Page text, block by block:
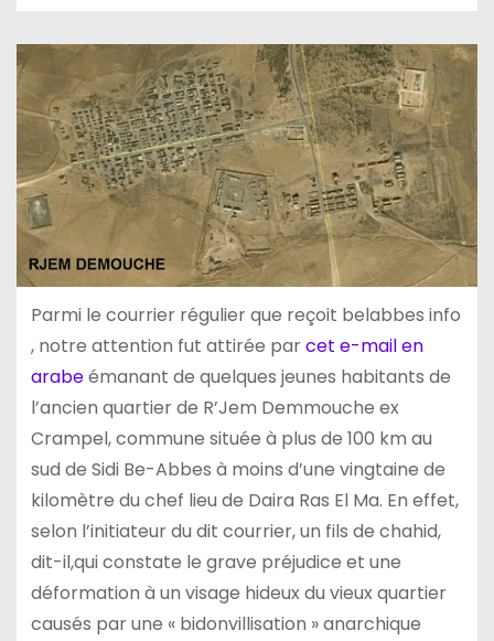
Parmi le courrier régulier que reçoit belabbes info
, notre attention fut attirée parcet e-mail en
arabeémanant de quelques jeunes habitants de
l’ancien quartier de R’Jem Demmouche ex
Crampel, commune située à plus de 100 km au
sud de Sidi Be-Abbes à moins d’une vingtaine de
kilomètre du chef lieu de Daira Ras El Ma. En effet,
selon l’initiateur du dit courrier, un fils de chahid,
dit-il,qui constate le grave préjudice et une
déformation à un visage hideux du vieux quartier
causés par une « bidonvillisation » anarchique